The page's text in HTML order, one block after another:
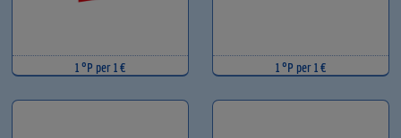
1 °P per 1 € 1 °P per 1 €